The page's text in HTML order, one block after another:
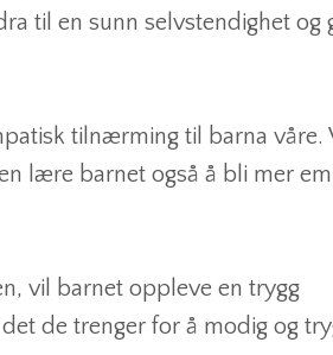
til en sunn selvstendighet og
tilnærming til barna våre.
lære barnet også å bli mer
vil barnet oppleve en trygg
de trenger for å modig og